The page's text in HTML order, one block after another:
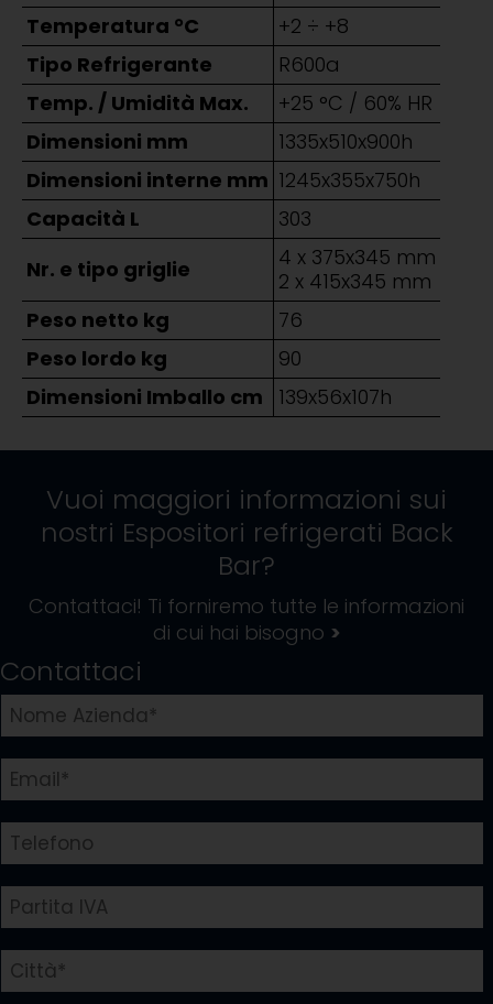
Temperatura °C
+2 ÷ +8
Tipo Refrigerante
R600a
Temp. / Umidità Max.
+25 °C / 60% HR
Dimensioni mm
1335x510x900h
Dimensioni interne mm 1245x355x750h
Capacità L
303
Nr. e tipo griglie
4 x 375x345 mm
2 x 415x345 mm
Peso netto kg
76
Peso lordo kg
90
Dimensioni Imballo cm
139x56x107h
Vuoi maggiori informazioni sui
nostri Espositori refrigerati Back
Bar?
Contattaci! Ti forniremo tutte le informazioni
di cui hai bisogno >
Contattaci